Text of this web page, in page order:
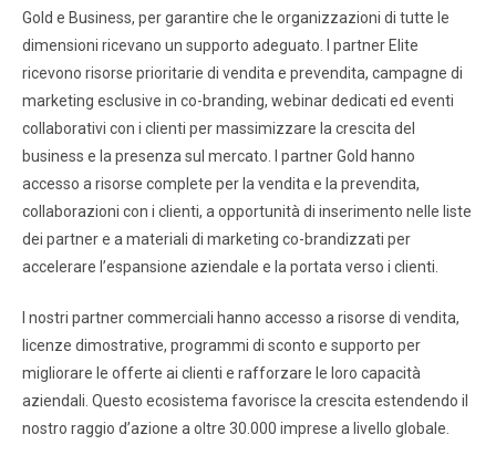
Gold e Business, per garantire che le organizzazioni di tutte le
dimensioni ricevano un supporto adeguato. I partner Elite
ricevono risorse prioritarie di vendita e prevendita, campagne di
marketing esclusive in co-branding, webinar dedicati ed eventi
collaborativi con i clienti per massimizzare la crescita del
business e la presenza sul mercato. I partner Gold hanno
accesso a risorse complete per la vendita e la prevendita,
collaborazioni con i clienti, a opportunità di inserimento nelle liste
dei partner e a materiali di marketing co-brandizzati per
accelerare l’espansione aziendale e la portata verso i clienti.
I nostri partner commerciali hanno accesso a risorse di vendita,
licenze dimostrative, programmi di sconto e supporto per
migliorare le offerte ai clienti e rafforzare le loro capacità
aziendali. Questo ecosistema favorisce la crescita estendendo il
nostro raggio d’azione a oltre 30.000 imprese a livello globale.